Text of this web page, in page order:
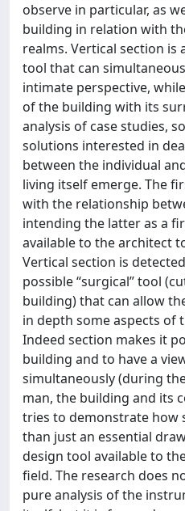
observe in particular, as
building in relation with
realms. Vertical section is
tool that can
intimate perspective,
of the building with its
analysis of case studies,
solutions interested in
between the individual
living itself emerge. The
with the relationship
intending the latter as a
available to the architect
Vertical section is
possible “surgical” tool
building) that can allow
in depth some aspects of
Indeed section makes it
building and to have a
simultaneously (during
man, the building and its
tries to demonstrate how
than just an essential
design tool available to
field. The research does
pure analysis of the